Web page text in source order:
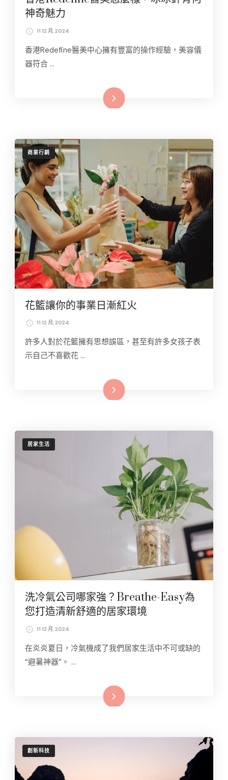
神奇魅力
11 12 月, 2024
香港Redefine醫美中心擁有豐富的操作經驗，美容儀
器符合 …
Read More
商業行銷
花籃讓你的事業日漸紅火
11 12 月, 2024
許多人對於花籃擁有思想誤區，甚至有許多女孩子表
示自己不喜歡花 …
Read More
居家生活
洗冷氣公司哪家強？Breathe-Easy為
您打造清新舒適的居家環境
11 12 月, 2024
在炎炎夏日，冷氣機成了我們居家生活中不可或缺的
“避暑神器”。 …
Read More
創新科技